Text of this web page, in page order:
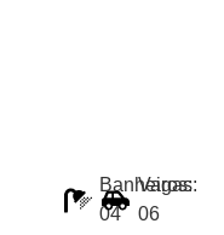
Banheiros:
04
Vagas:
06